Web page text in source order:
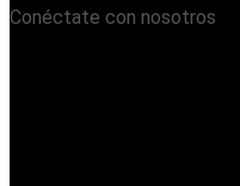
Conéctate con nosotros